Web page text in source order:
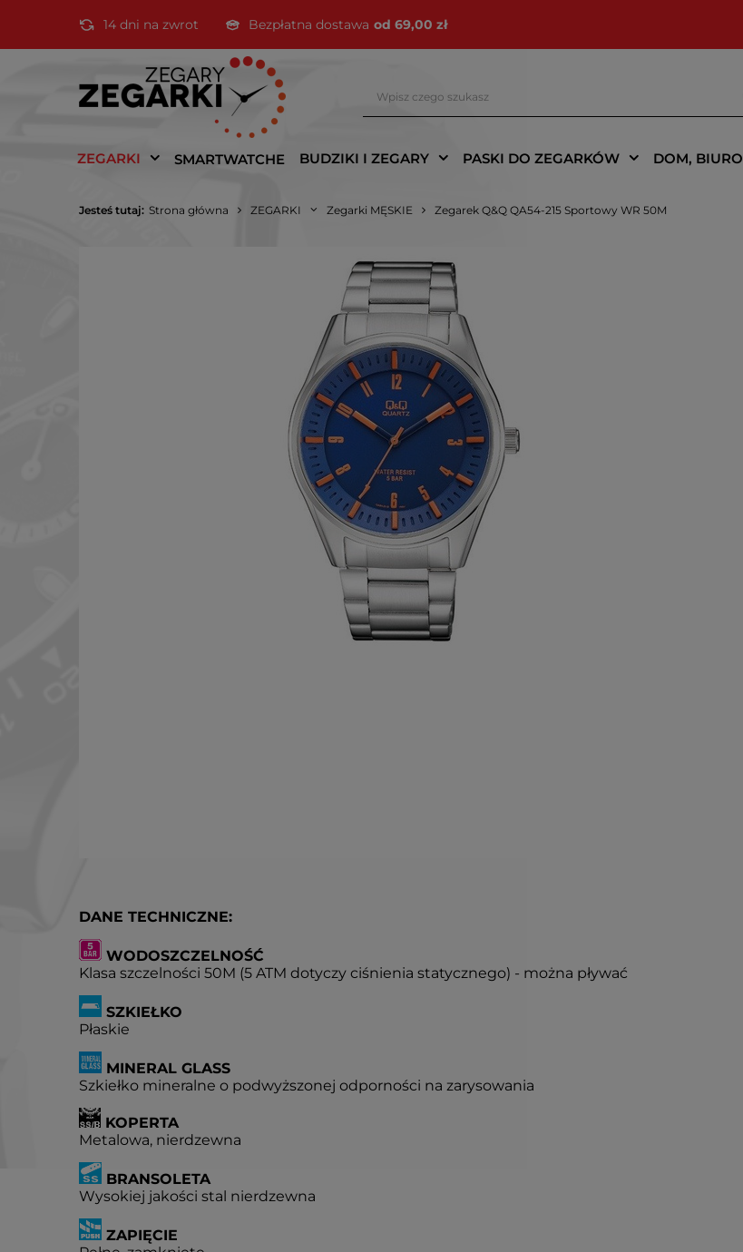
14 dni na zwrot Bezpłatna dostawa od 69,00 zł
ZEGARKI SMARTWATCHE BUDZIKI I ZEGARY PASKI DO ZEGARKÓW DOM, BIURO
Jesteś tutaj: Strona główna ZEGARKI Zegarki MĘSKIE Zegarek Q&Q QA54-215 Sportowy WR 50M
DANE TECHNICZNE:
WODOSZCZELNOŚĆ
Klasa szczelności 50M (5 ATM dotyczy ciśnienia statycznego) - można pływać
SZKIEŁKO
Płaskie
MINERAL GLASS
Szkiełko mineralne o podwyższonej odporności na zarysowania
KOPERTA
Metalowa, nierdzewna
BRANSOLETA
Wysokiej jakości stal nierdzewna
ZAPIĘCIE